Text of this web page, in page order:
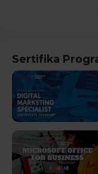
Sertifika